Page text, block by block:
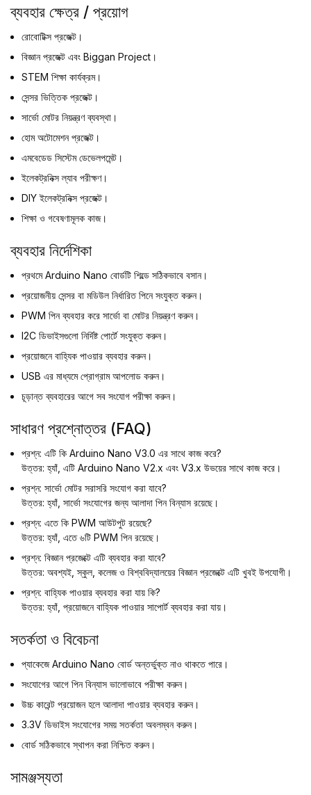
ব্যবহার ক্ষেত্র / প্রয়োগ
রোবোটিক্স প্রজেক্ট।
বিজ্ঞান প্রজেক্ট এবং Biggan Project।
STEM শিক্ষা কার্যক্রম।
সেন্সর ভিত্তিক প্রজেক্ট।
সার্ভো মোটর নিয়ন্ত্রণ ব্যবস্থা।
হোম অটোমেশন প্রজেক্ট।
এমবেডেড সিস্টেম ডেভেলপমেন্ট।
ইলেকট্রনিক্স ল্যাব পরীক্ষণ।
DIY ইলেকট্রনিক্স প্রজেক্ট।
শিক্ষা ও গবেষণামূলক কাজ।
ব্যবহার নির্দেশিকা
প্রথমে Arduino Nano বোর্ডটি শিল্ডে সঠিকভাবে বসান।
প্রয়োজনীয় সেন্সর বা মডিউল নির্ধারিত পিনে সংযুক্ত করুন।
PWM পিন ব্যবহার করে সার্ভো বা মোটর নিয়ন্ত্রণ করুন।
I2C ডিভাইসগুলো নির্দিষ্ট পোর্টে সংযুক্ত করুন।
প্রয়োজনে বাহ্যিক পাওয়ার ব্যবহার করুন।
USB এর মাধ্যমে প্রোগ্রাম আপলোড করুন।
চূড়ান্ত ব্যবহারের আগে সব সংযোগ পরীক্ষা করুন।
সাধারণ প্রশ্নোত্তর (FAQ)
প্রশ্ন: এটি কি Arduino Nano V3.0 এর সাথে কাজ করে?
উত্তর: হ্যাঁ, এটি Arduino Nano V2.x এবং V3.x উভয়ের সাথে কাজ করে।
প্রশ্ন: সার্ভো মোটর সরাসরি সংযোগ করা যাবে?
উত্তর: হ্যাঁ, সার্ভো সংযোগের জন্য আলাদা পিন বিন্যাস রয়েছে।
প্রশ্ন: এতে কি PWM আউটপুট রয়েছে?
উত্তর: হ্যাঁ, এতে ৬টি PWM পিন রয়েছে।
প্রশ্ন: বিজ্ঞান প্রজেক্টে এটি ব্যবহার করা যাবে?
উত্তর: অবশ্যই, স্কুল, কলেজ ও বিশ্ববিদ্যালয়ের বিজ্ঞান প্রজেক্টে এটি খুবই উপযোগী।
প্রশ্ন: বাহ্যিক পাওয়ার ব্যবহার করা যায় কি?
উত্তর: হ্যাঁ, প্রয়োজনে বাহ্যিক পাওয়ার সাপোর্ট ব্যবহার করা যায়।
সতর্কতা ও বিবেচনা
প্যাকেজে Arduino Nano বোর্ড অন্তর্ভুক্ত নাও থাকতে পারে।
সংযোগের আগে পিন বিন্যাস ভালোভাবে পরীক্ষা করুন।
উচ্চ কারেন্ট প্রয়োজন হলে আলাদা পাওয়ার ব্যবহার করুন।
3.3V ডিভাইস সংযোগের সময় সতর্কতা অবলম্বন করুন।
বোর্ড সঠিকভাবে স্থাপন করা নিশ্চিত করুন।
সামঞ্জস্যতা